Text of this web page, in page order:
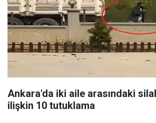
Ankara'da iki aile arasındaki
ilişkin 10 tutuklama